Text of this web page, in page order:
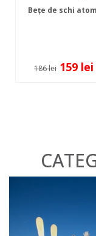
Bețe de schi
186 lei 159 lei